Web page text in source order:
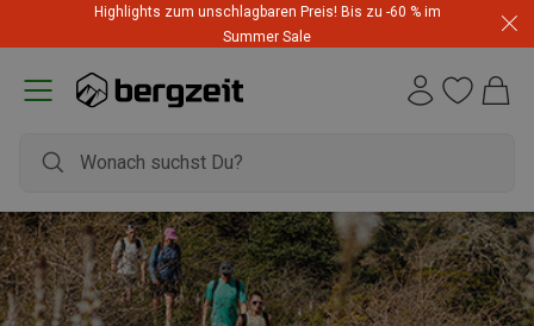
Highlights zum unschlagbaren Preis! Bis zu -60 % im
Summer Sale